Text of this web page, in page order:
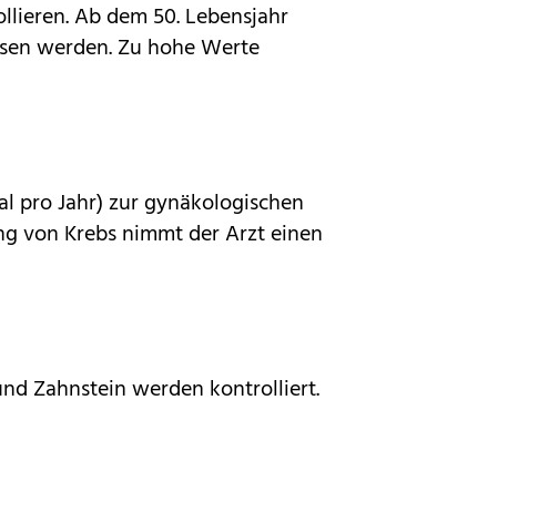
Ab dem 50. Lebensjahr
werden. Zu hohe Werte
pro Jahr) zur gynäkologischen
von Krebs nimmt der Arzt einen
Zahnstein werden kontrolliert.